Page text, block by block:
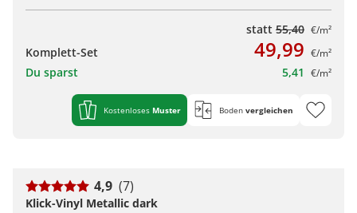
statt 55,40 €/m²
Komplett-Set 49,99 €/m²
Du sparst 5,41 €/m²
Kostenloses Muster Boden vergleichen
4,9 (7)
Klick-Vinyl Metallic dark